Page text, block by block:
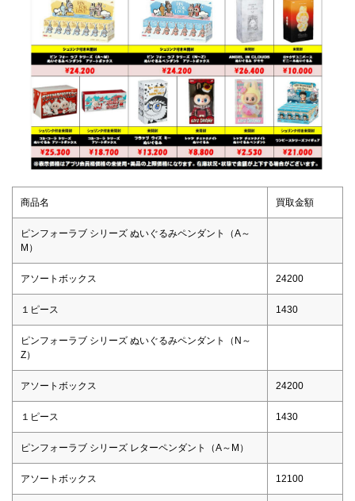
商品名 買取金額
ピンフォーラブ シリーズ ぬいぐるみペンダント（A～
M）
アソートボックス 24200
１ピース 1430
ピンフォーラブ シリーズ ぬいぐるみペンダント（N～
Z）
アソートボックス 24200
１ピース 1430
ピンフォーラブ シリーズ レターペンダント（A～M）
アソートボックス 12100